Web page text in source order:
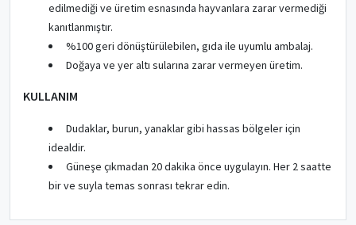
edilmediği ve üretim esnasında hayvanlara zarar vermediği
kanıtlanmıştır.
%100 geri dönüştürülebilen, gıda ile uyumlu ambalaj.
Doğaya ve yer altı sularına zarar vermeyen üretim.
KULLANIM
Dudaklar, burun, yanaklar gibi hassas bölgeler için
idealdir.
Güneşe çıkmadan 20 dakika önce uygulayın. Her 2 saatte
bir ve suyla temas sonrası tekrar edin.